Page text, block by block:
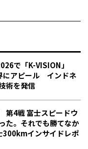
で「K-VISION」
にアピール インドネ
術を発信
第4戦 富士スピードウ
た。それでも勝てなか
300kmインサイドレポ